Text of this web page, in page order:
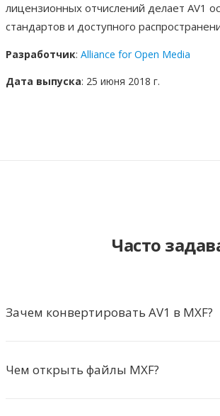
лицензионных отчислений делает AV1
стандартов и доступного
Разработчик: Alliance for Open Media
Дата выпуска: 25 июня 2018 г.
Часто
Зачем конвертировать AV1 в MXF?
Чем открыть файлы MXF?